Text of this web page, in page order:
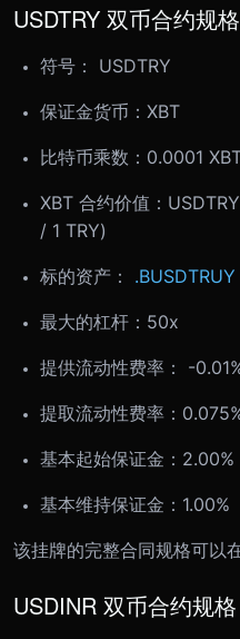
USDTRY 双币合约规格
符号： USDTRY
保证金货币：XBT
比特币乘数：0.0001
XBT 合约价值：
/ 1 TRY)
标的资产： .BUSDTRUY
最大的杠杆：50x
提供流动性费率： -
提取流动性费率：
基本起始保证金：2.00%
基本维持保证金：1.00%
该挂牌的完整合同规格可以
USDINR 双币合约规格